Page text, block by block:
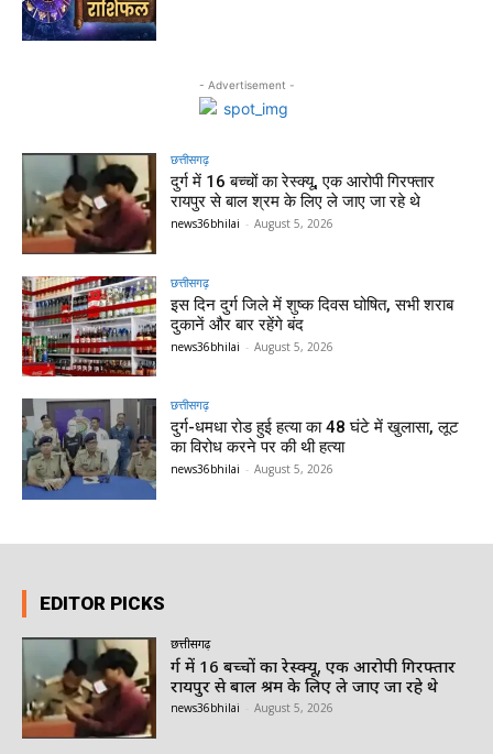
- Advertisement -
छत्तीसगढ़
दुर्ग में 16 बच्चों का रेस्क्यू, एक आरोपी गिरफ्तार
रायपुर से बाल श्रम के लिए ले जाए जा रहे थे
news36bhilai - August 5, 2026
छत्तीसगढ़
इस दिन दुर्ग जिले में शुष्क दिवस घोषित, सभी शराब
दुकानें और बार रहेंगे बंद
news36bhilai - August 5, 2026
छत्तीसगढ़
दुर्ग-धमधा रोड हुई हत्या का 48 घंटे में खुलासा, लूट
का विरोध करने पर की थी हत्या
news36bhilai - August 5, 2026
EDITOR PICKS
छत्तीसगढ़
दुर्ग में 16 बच्चों का रेस्क्यू, एक आरोपी गिरफ्तार
रायपुर से बाल श्रम के लिए ले जाए जा रहे थे
news36bhilai August 5, 2026